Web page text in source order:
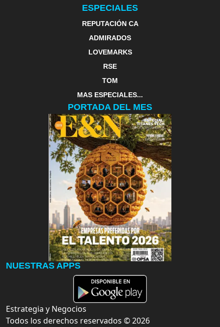
ESPECIALES
REPUTACIÓN CA
ADMIRADOS
LOVEMARKS
RSE
TOM
MAS ESPECIALES...
PORTADA DEL MES
NUESTRAS APPS
Estrategia y Negocios
Todos los derechos reservados ©2026